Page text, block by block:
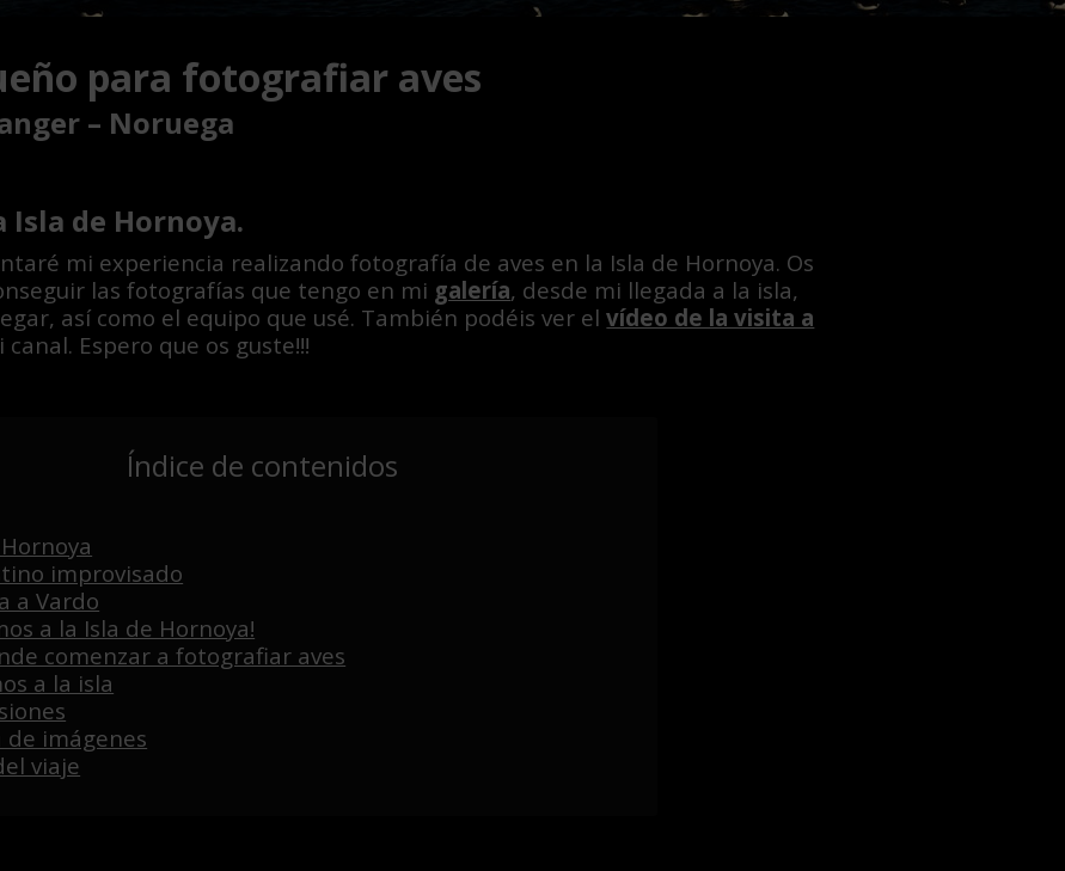
para fotografiar aves
– Noruega
Isla de Hornoya.
mi experiencia realizando fotografía de aves en la Isla de Hornoya. Os
las fotografías que tengo en mi galería, desde mi llegada a la isla,
así como el equipo que usé. También podéis ver elvídeo de la visita a
Espero que os guste!!!
Índice de contenidos
improvisado
a Vardo
a la Isla de Hornoya!
comenzar a fotografiar aves
a la isla
de imágenes
viaje